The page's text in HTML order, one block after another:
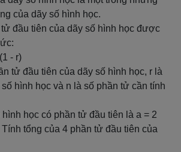
của dãy số hình học.
đầu tiên của dãy số hình học được
- r)
tử đầu tiên của dãy số hình học, r là
hình học và n là số phần tử cần tính
học có phần tử đầu tiên là a = 2
tổng của 4 phần tử đầu tiên của